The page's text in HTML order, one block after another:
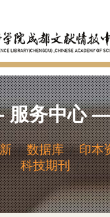
服务中心
/ 数据库 / 印本
科技期刊 /